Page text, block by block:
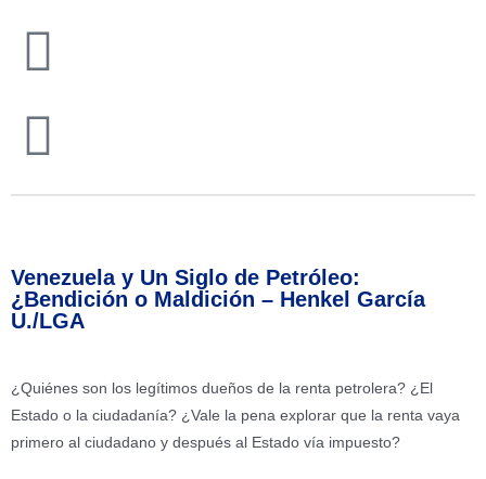
Venezuela y Un Siglo de Petróleo:
¿Bendición o Maldición – Henkel García
U./LGA
¿Quiénes son los legítimos dueños de la renta petrolera? ¿El
Estado o la ciudadanía? ¿Vale la pena explorar que la renta vaya
primero al ciudadano y después al Estado vía impuesto?